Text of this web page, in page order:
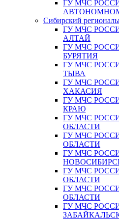
ГУ МЧС
Сибирский
ГУ МЧС
АЛТАЙ
ГУ МЧС
БУРЯТИЯ
ГУ МЧС
ТЫВА
ГУ МЧС
ХАКАСИЯ
ГУ МЧС
КРАЮ
ГУ МЧС
ОБЛАСТИ
ГУ МЧС
ОБЛАСТИ
ГУ МЧС
ГУ МЧС
ОБЛАСТИ
ГУ МЧС
ОБЛАСТИ
ГУ МЧС